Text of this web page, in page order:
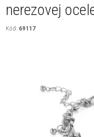
nerezovej
Kód: 69117